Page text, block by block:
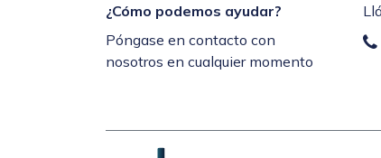
¿Cómo podemos ayudar?
Póngase en contacto con
nosotros en cualquier momento